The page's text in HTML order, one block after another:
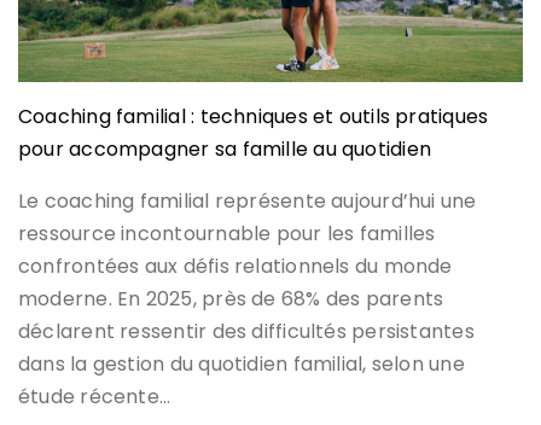
Coaching familial : techniques et outils pratiques
pour accompagner sa famille au quotidien
Le coaching familial représente aujourd’hui une
ressource incontournable pour les familles
confrontées aux défis relationnels du monde
moderne. En 2025, près de 68% des parents
déclarent ressentir des difficultés persistantes
dans la gestion du quotidien familial, selon une
étude récente…